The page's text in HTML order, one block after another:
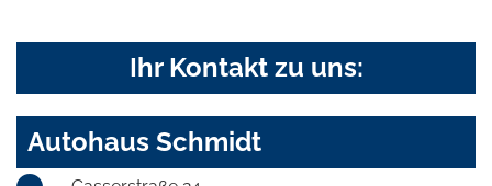
Ihr Kontakt zu uns:
Autohaus Schmidt